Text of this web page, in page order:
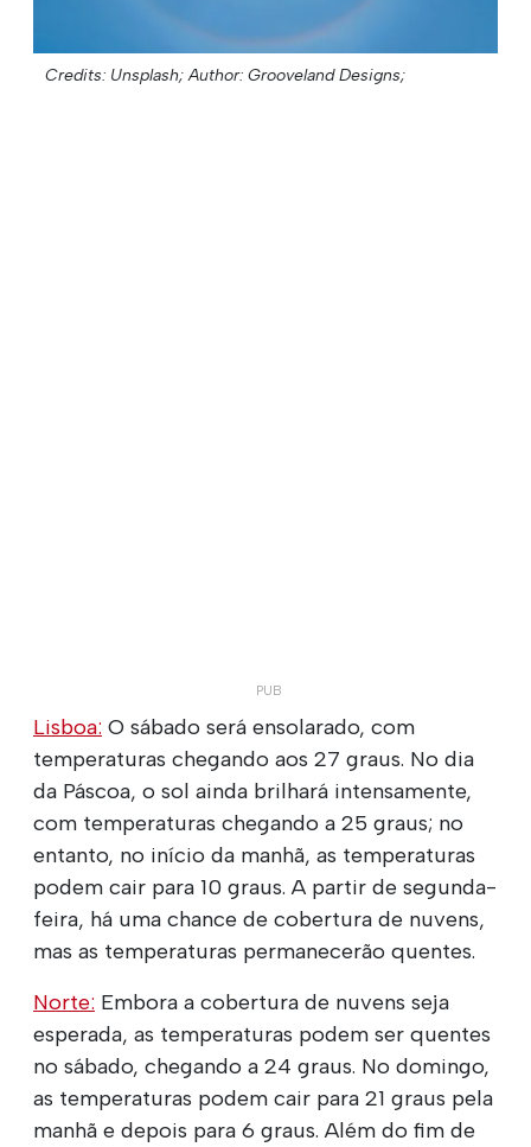
Credits: Unsplash; Author: Grooveland Designs;
Lisboa: O sábado será ensolarado, com
temperaturas chegando aos 27 graus. No dia
da Páscoa, o sol ainda brilhará intensamente,
com temperaturas chegando a 25 graus; no
entanto, no início da manhã, as temperaturas
podem cair para 10 graus. A partir de segunda-
feira, há uma chance de cobertura de nuvens,
mas as temperaturas permanecerão quentes.
Norte: Embora a cobertura de nuvens seja
esperada, as temperaturas podem ser quentes
no sábado, chegando a 24 graus. No domingo,
as temperaturas podem cair para 21 graus pela
manhã e depois para 6 graus. Além do fim de